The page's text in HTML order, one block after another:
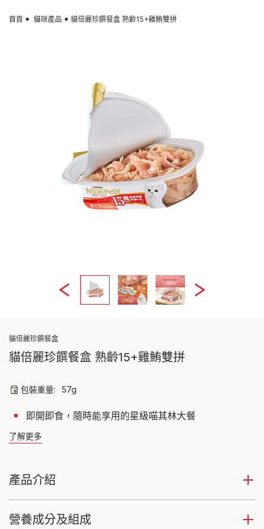
首頁 貓咪產品 貓倍麗珍饌餐盒 熟齡15+雞鮪雙拼
貓倍麗珍饌餐盒
貓倍麗珍饌餐盒 熟齡15+雞鮪雙拼
包裝重量: 57g
即開即食，隨時能享用的星級喵其林大餐
了解更多
產品介紹
營養成分及組成